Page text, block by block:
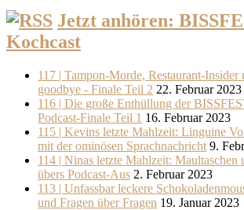
Jetzt anhören:
Kochcast
117 | Tampon-Morde, Restaurant-Insider
goodbye - Finale Teil 2 22. Februar 2023
116 | Die große Enthüllung der
Podcast-Finale Teil 1 16. Februar 2023
115 | Kevins letzte Mahlzeit: Linguine
mit der ominösen Sprachnachricht 9.
114 | Ninas letzte Mahlzeit: Maultaschen
übers Podcast-Aus 2. Februar 2023
113 | Unfassbar leckere
und Fragen über Fragen 19. Januar 2023